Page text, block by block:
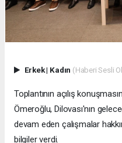
Erkek| Kadın (Haberi Sesli
Toplantının açılış
Ömeroğlu, Dilovası'nın
devam eden çalışmalar
bilgiler verdi.